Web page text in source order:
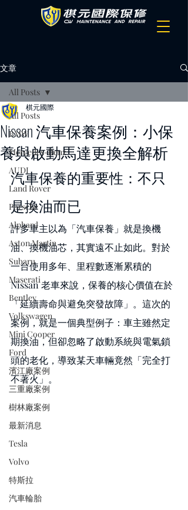
文章
All Posts
BMW
Mercedes-Benz
AUDI
Land Rover
Porsche
Alphard
Aston Martin
Subaru
Maserati
Bentley
Volkswagen
Mini Cooper
Ford
濱江廠案例
三重廠案例
樹林廠案例
最新消息
Tesla
Volvo
特斯拉
汽車輪胎
All Posts
Nissan 汽車保養案例：小保
養與啟動馬達更換全解析
棋元國際
汽車保養的重要性：不只
是換油而已
許多車主以為「汽車保養」就是換機
油、換機油芯，其實遠不止如此。對於
一台使用多年、里程數逐漸累積的
Nissan 老車來說，保養的核心價值在於
「延續壽命與避免突發故障」。這次的
案例，就是一個典型例子：車主雖然定
期換油，但卻忽略了啟動系統與電氣鎖
頭的老化，導致某天車輛竟然「完全打
不著火」。